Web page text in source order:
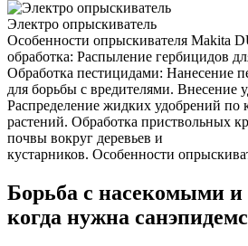
Электро опрыскиватель
Особенности опрыскивателя Makita
обработка: Распыление гербицидов
Обработка пестицидами: Нанесение
для борьбы с вредителями. Внесение
Распределение жидких удобрений по
растений. Обработка приствольных
почвы вокруг деревьев и
кустарников. Особенности
Борьба с насекомыми
когда нужна